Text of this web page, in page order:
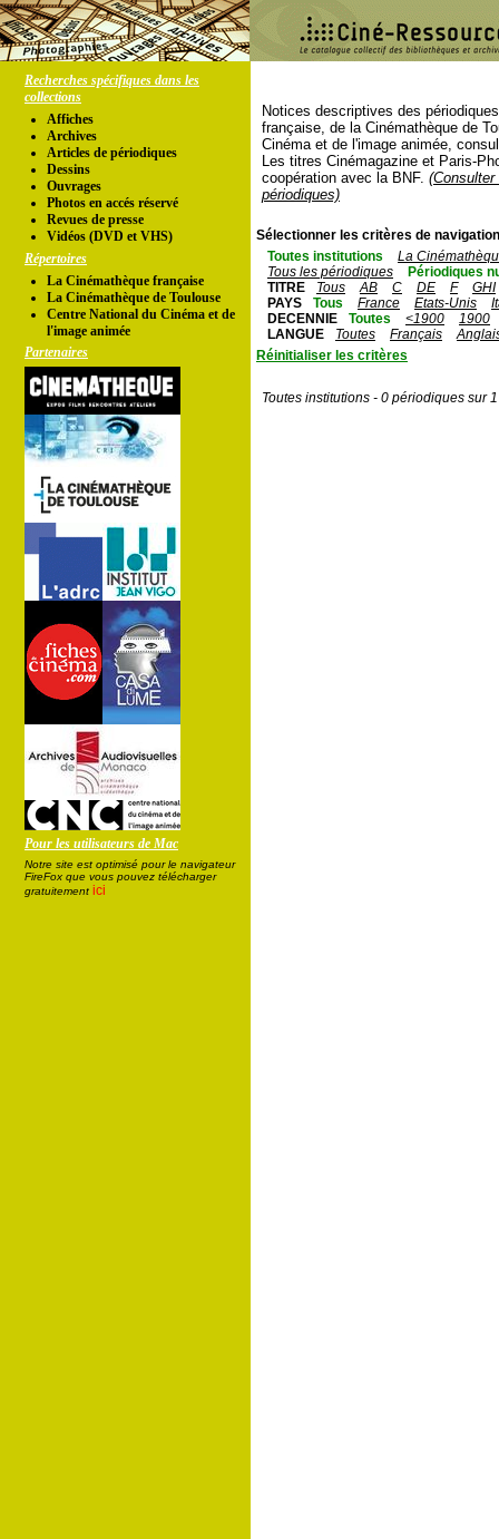
Recherches spécifiques dans les
collections
Affiches
Archives
Articles de périodiques
Dessins
Ouvrages
Photos en accés réservé
Revues de presse
Vidéos (DVD et VHS)
Répertoires
La Cinémathèque française
La Cinémathèque de Toulouse
Centre National du Cinéma et de
l'image animée
Partenaires
Pour les utilisateurs de Mac
Notre site est optimisé pour le navigateur
FireFox que vous pouvez télécharger
gratuitement ici
Notices descriptives des
française, de la Cinémathèque de
Cinéma et de l'image animée,
Les titres Cinémagazine et Paris-
coopération avec la BNF.
périodiques)
Sélectionner les critères de
Toutes institutions
La
Tous les périodiques
Périodiques
TITRE
Tous AB C DE F
GHI
PAYS
Tous France Etats-Unis
DECENNIE
Toutes <1900
1900
LANGUE
Toutes Français
Réinitialiser les critères
Toutes institutions - 0 périodiques sur